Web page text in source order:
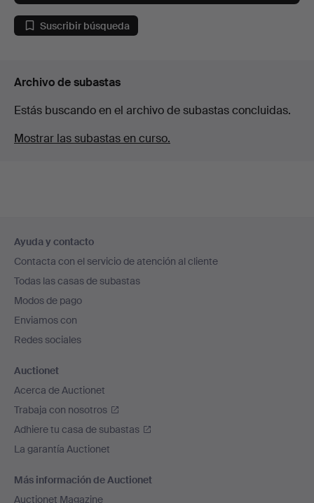
Suscribir búsqueda
Archivo de subastas
Estás buscando en el archivo de subastas concluidas.
Mostrar las subastas en curso.
en
el
pie
de
página
Ayuda y contacto
Contacta con el servicio de atención al cliente
Todas las casas de subastas
Modos de pago
Enviamos con
Redes sociales
Auctionet
Acerca de Auctionet
Trabaja con nosotros
Adhiere tu casa de subastas
La garantía Auctionet
Más información de Auctionet
Auctionet Magazine